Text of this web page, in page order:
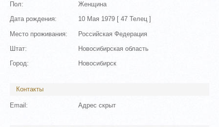
Пол: Женщина
Дата рождения: 10 Мая 1979 [47 Телец ]
Место проживания: Российская Федерация
Штат: Новосибирская область
Город: Новосибирск
Контакты
Email: Адрес скрыт